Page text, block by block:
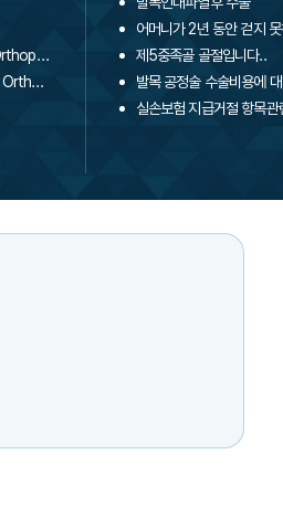
[학술활동] 이강 대표원장, 2026 SNU Orthopaedic Update 학회 초청 강연 및 발표
[학술활동] 김지범 대표원장, 2026 SNU Orthopaedic Update 학회 초청 강연 및 발표
어머니가 2년 동안 걷지
제5중족골 골절입니다..
발목 공정술 수술비용에
실손보험 지급거절 항목